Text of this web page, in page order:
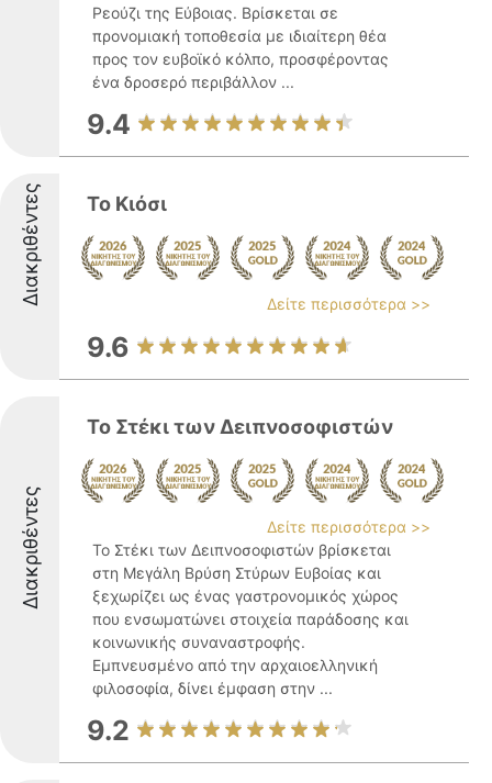
Ρεούζι της Εύβοιας. Βρίσκεται σε
προνομιακή τοποθεσία με ιδιαίτερη θέα
προς τον ευβοϊκό κόλπο, προσφέροντας
ένα δροσερό περιβάλλον ...
9.4
Διακριθέντες Το Κιόσι
Δείτε περισσότερα >>
9.6
Διακριθέντες
Το Στέκι των Δειπνοσοφιστών
Δείτε περισσότερα >>
Το Στέκι των Δειπνοσοφιστών βρίσκεται
στη Μεγάλη Βρύση Στύρων Ευβοίας και
ξεχωρίζει ως ένας γαστρονομικός χώρος
που ενσωματώνει στοιχεία παράδοσης και
κοινωνικής συναναστροφής.
Εμπνευσμένο από την αρχαιοελληνική
φιλοσοφία, δίνει έμφαση στην ...
9.2